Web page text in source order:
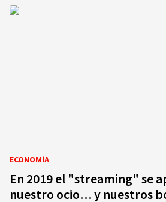
ECONOMÍA
En 2019 el "streaming" se
nuestro ocio… y nuestros